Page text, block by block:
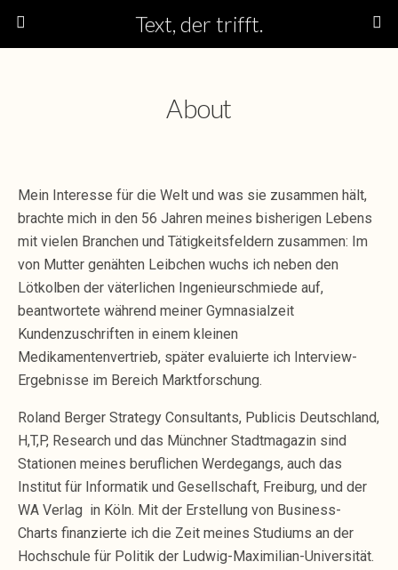
Text, der trifft.
About
Mein Interesse für die Welt und was sie zusammen hält,
brachte mich in den 56 Jahren meines bisherigen Lebens
mit vielen Branchen und Tätigkeitsfeldern zusammen: Im
von Mutter genähten Leibchen wuchs ich neben den
Lötkolben der väterlichen Ingenieurschmiede auf,
beantwortete während meiner Gymnasialzeit
Kundenzuschriften in einem kleinen
Medikamentenvertrieb, später evaluierte ich Interview-
Ergebnisse im Bereich Marktforschung.
Roland Berger Strategy Consultants, Publicis Deutschland,
H,T,P, Research und das Münchner Stadtmagazin sind
Stationen meines beruflichen Werdegangs, auch das
Institut für Informatik und Gesellschaft, Freiburg, und der
WA Verlag in Köln. Mit der Erstellung von Business-
Charts finanzierte ich die Zeit meines Studiums an der
Hochschule für Politik der Ludwig-Maximilian-Universität.